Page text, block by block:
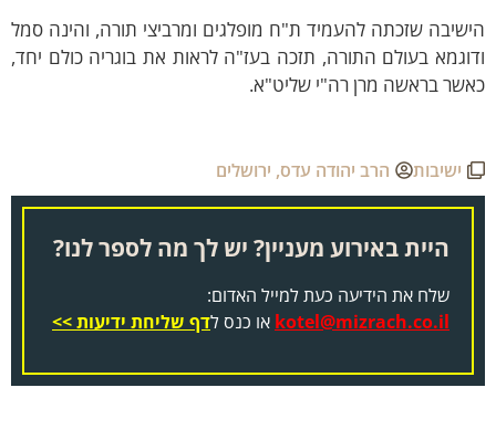
שזכתה להעמיד ת"ח מופלגים ומרביצי תורה, והינה סמל
בעולם התורה, תזכה בעז"ה לראות את בוגריה כולם יחד,
בראשה מרן רה"י שליט"א.
ישיבות הרב יהודה עדס,ירושלים
היית באירוע מעניין? יש לך מה לספר לנו?
שלח את הידיעה כעת למייל האדום:
kotel@mizrach.co.ilאו כנס לדף שליחת ידיעות >>